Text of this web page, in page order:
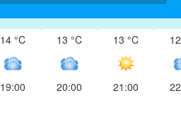
14 °C
19:00
13 °C
20:00
13 °C
21:00